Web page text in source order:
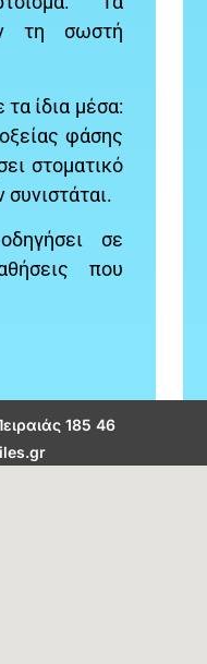
τη σωστή
ίδια μέσα:
φάσης
στοματικό
σε
που
185 46